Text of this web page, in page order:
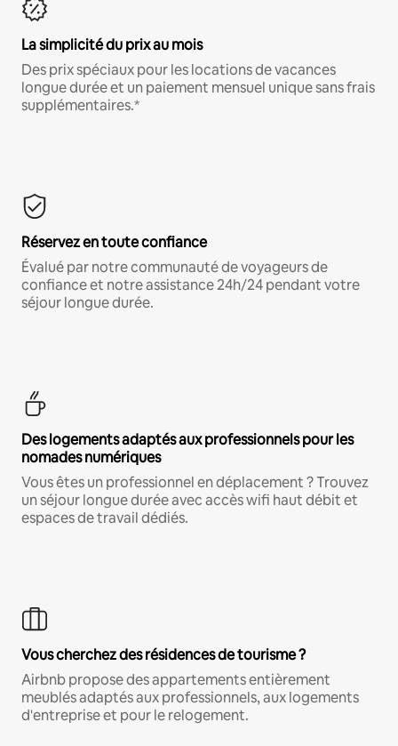
La simplicité du prix au mois
Des prix spéciaux pour les locations de vacances
longue durée et un paiement mensuel unique sans frais
supplémentaires.*
Réservez en toute confiance
Évalué par notre communauté de voyageurs de
confiance et notre assistance 24h/24 pendant votre
séjour longue durée.
Des logements adaptés aux professionnels pour les
nomades numériques
Vous êtes un professionnel en déplacement ? Trouvez
un séjour longue durée avec accès wifi haut débit et
espaces de travail dédiés.
Vous cherchez des résidences de tourisme ?
Airbnb propose des appartements entièrement
meublés adaptés aux professionnels, aux logements
d'entreprise et pour le relogement.